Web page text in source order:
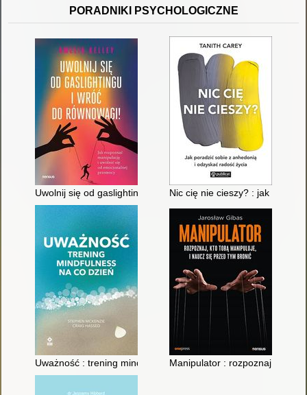
PORADNIKI PSYCHOLOGICZNE
Uwolnij się od gaslightingu i wróć do równowagi! : jak
Nic cię nie cieszy? : jak
Uważność : trening mindfulness na co dzieńManipulator : rozpoznaj, kto